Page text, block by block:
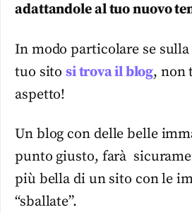
adattandole al tuo nuovo
In modo particolare se
tuo sitosi trova il blog, non
aspetto!
Un blog con delle belle
punto giusto, farà
più bella di un sito con le
“sballate”.